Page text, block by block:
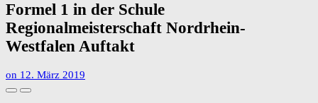
Formel 1 in der Schule
Regionalmeisterschaft Nordrhein-
Westfalen Auftakt
on 12. März 2019